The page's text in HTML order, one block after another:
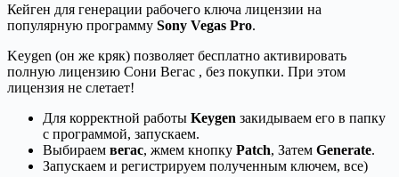
Кейген для генерации рабочего ключа лицензии на
популярную программу Sony Vegas Pro.
Keygen (он же кряк) позволяет бесплатно активировать
полную лицензию Сони Вегас , без покупки. При этом
лицензия не слетает!
Для корректной работы Keygen закидываем его в папку
с программой, запускаем.
Выбираем вегас, жмем кнопку Patch, Затем Generate.
Запускаем и регистрируем полученным ключем, все)